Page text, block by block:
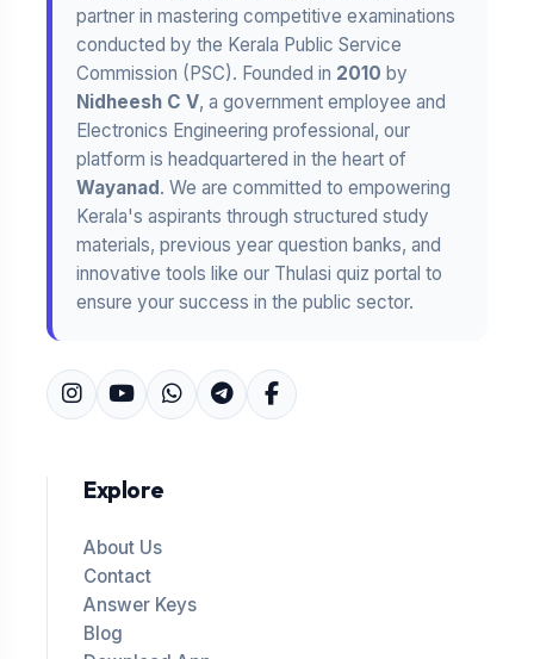
partner in mastering competitive examinations
conducted by the Kerala Public Service
Commission (PSC). Founded in 2010 by
Nidheesh C V, a government employee and
Electronics Engineering professional, our
platform is headquartered in the heart of
Wayanad. We are committed to empowering
Kerala's aspirants through structured study
materials, previous year question banks, and
innovative tools like our Thulasi quiz portal to
ensure your success in the public sector.
Explore
About Us
Contact
Answer Keys
Blog